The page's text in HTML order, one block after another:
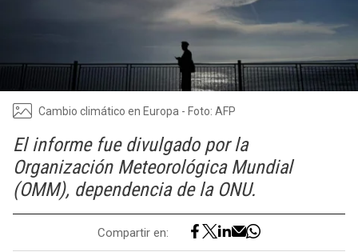
Cambio climático en Europa - Foto: AFP
El informe fue divulgado por la
Organización Meteorológica Mundial
(OMM), dependencia de la ONU.
Compartir en: